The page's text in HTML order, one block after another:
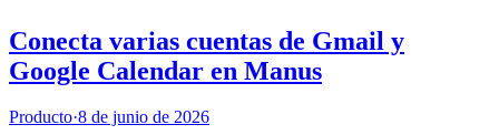
Conecta varias cuentas de Gmail y
Google Calendar en Manus
Producto·8 de junio de 2026